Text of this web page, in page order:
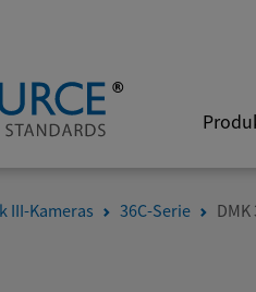
III-Kameras 36C-Serie DMK